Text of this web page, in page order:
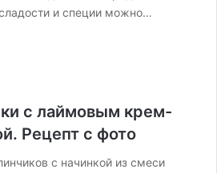
и специи можно…
с лаймовым крем-
Рецепт с фото
с начинкой из смеси